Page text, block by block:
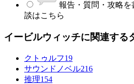
報告・質問・攻略を
談はこちら
イービルウィッチに関連する
クトゥルフ19
サウンドノベル216
推理154